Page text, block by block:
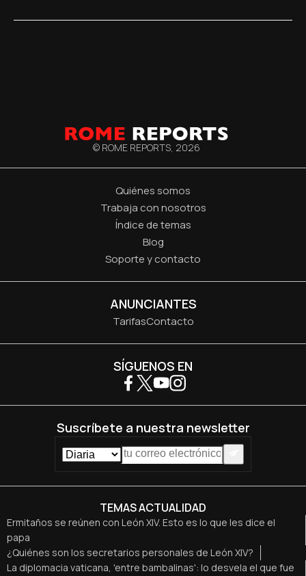
© ROME REPORTS, 2026
Quiénes somos
Trabaja con nosotros
Índice de temas
Blog
Soporte y contacto
ANUNCIANTES
TarifasContacto
TEMAS ACTUALIDAD
Ermitaños se reúnen con León XIV. Esto es lo que les dice el
papa
¿Quiénes son los secretarios personales de León XIV?
La diplomacia vaticana, 'entre bambalinas': lo desvela el que fue
SÍGUENOS EN
Suscríbete a nuestra newsletter